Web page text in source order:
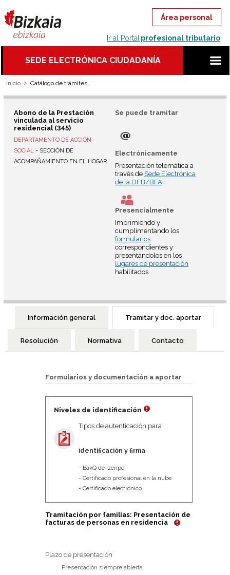
Ir al Portal profesional tributario
SEDE ELECTRÓNICA CIUDADANÍA
Inicio Catálogo de trámites
Abono de la Prestación
vinculada al servicio
residencial (345)
DEPARTAMENTO DE ACCIÓN
SOCIAL- SECCIÓN DE
ACOMPAÑAMIENTO EN EL HOGAR
Se puede tramitar
Electrónicamente
Presentación telemática a
través de Sede Electrónica
de la DFB/BFA
Presencialmente
Imprimiendo y
cumplimentando los
formularios
correspondientes y
presentándolos en los
lugares de presentación
habilitados
Información general Tramitar y doc. aportar
Resolución Normativa Contacto
Formularios y documentación a aportar
Niveles de identificación
Tipos de autenticación para
identificación y firma
BakQ de Izenpe
Certificado profesional en la nube
Certificado electrónico
Tramitación por familias: Presentación de
facturas de personas en residencia
Plazo de presentación
Presentación siempre abierta